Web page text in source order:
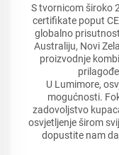
S tvornicom široko
certifikate poput
globalno
Australiju, Novi
proizvodnje
U Lumimore,
mogućnosti.
zadovoljstvo
osvjetljenje širom
dopustite nam